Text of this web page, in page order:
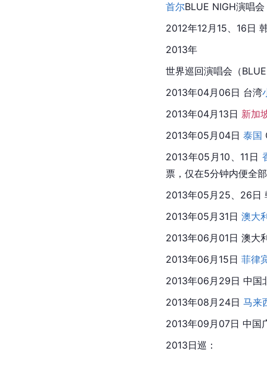
首尔BLUE NIGH演唱会
2012年12月15、16日
2013年
世界巡回演唱会（
2013年04月06日 台湾
2013年04月13日 新加
2013年05月04日 泰国
2013年05月10、11日
票，仅在5分钟内便全
2013年05月25、26日
2013年05月31日 澳大
2013年06月01日 澳大
2013年06月15日 菲律
2013年06月29日 中国
2013年08月24日 马来
2013年09月07日 中国
2013日巡：